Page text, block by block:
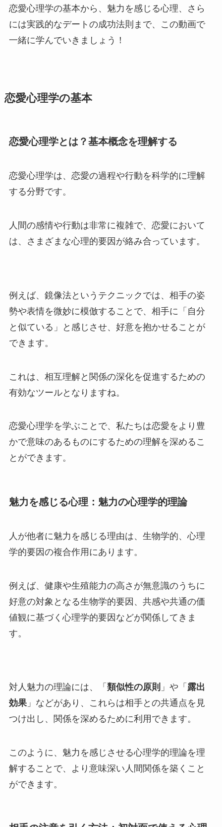
恋愛心理学の基本から、魅力を感じる心理、さら
には実践的なデートの成功法則まで、この動画で
一緒に学んでいきましょう！
恋愛心理学の基本
恋愛心理学とは？基本概念を理解する
恋愛心理学は、恋愛の過程や行動を科学的に理解
する分野です。
人間の感情や行動は非常に複雑で、恋愛において
は、さまざまな心理的要因が絡み合っています。
例えば、鏡像法というテクニックでは、相手の姿
勢や表情を微妙に模倣することで、相手に「自分
と似ている」と感じさせ、好意を抱かせることが
できます。
これは、相互理解と関係の深化を促進するための
有効なツールとなりますね。
恋愛心理学を学ぶことで、私たちは恋愛をより豊
かで意味のあるものにするための理解を深めるこ
とができます。
魅力を感じる心理：魅力の心理学的理論
人が他者に魅力を感じる理由は、生物学的、心理
学的要因の複合作用にあります。
例えば、健康や生殖能力の高さが無意識のうちに
好意の対象となる生物学的要因、共感や共通の価
値観に基づく心理学的要因などが関係してきま
す。
対人魅力の理論には、「 類似性の原則 」や「 露出
効果」などがあり、これらは相手との共通点を見
つけ出し、関係を深めるために利用できます。
このように、魅力を感じさせる心理学的理論を理
解することで、より意味深い人間関係を築くこと
ができます。